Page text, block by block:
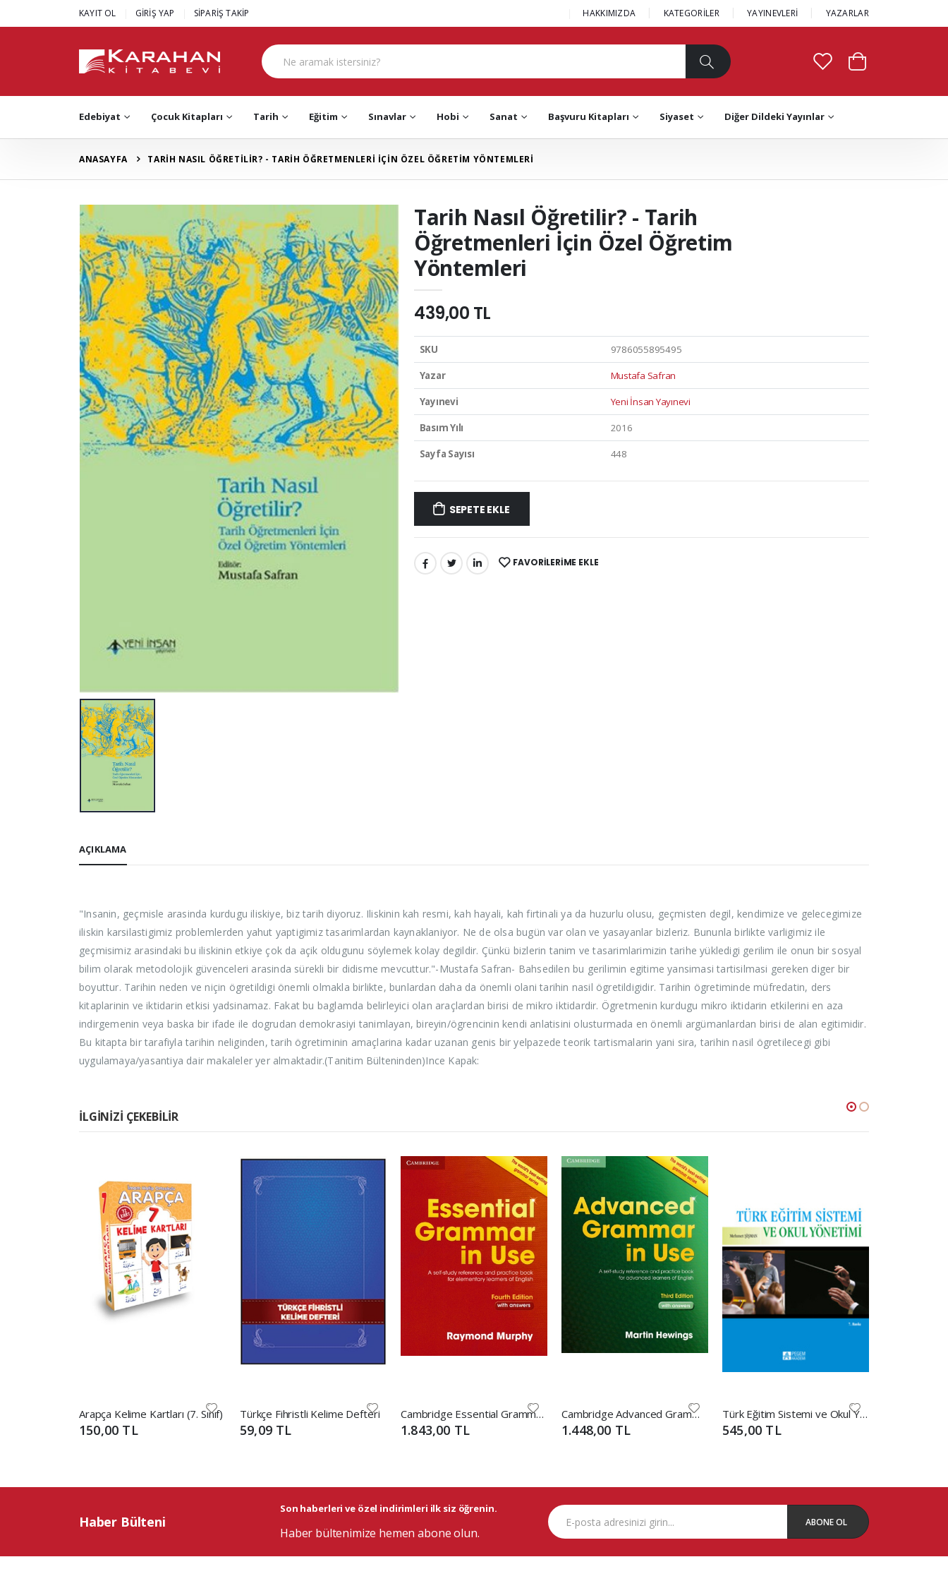
KAYIT OL GİRİŞ YAP SİPARİŞ TAKİP HAKKIMIZDA KATEGORİLER YAYINEVLERİ YAZARLAR
Edebiyat Çocuk Kitapları Tarih Eğitim Sınavlar Hobi Sanat Başvuru Kitapları Siyaset Diğer Dildeki Yayınlar
ANASAYFA TARİH NASIL ÖĞRETİLİR? - TARİH ÖĞRETMENLERİ İÇİN ÖZEL ÖĞRETİM YÖNTEMLERİ
Tarih Nasıl Öğretilir? - Tarih
Öğretmenleri İçin Özel Öğretim
Yöntemleri
439,00 TL
SKU 9786055895495
Yazar Mustafa Safran
Yayınevi Yeni İnsan Yayınevi
Basım Yılı 2016
Sayfa Sayısı 448
SEPETE EKLE
PAYLAŞ: FAVORILERIME EKLE
AÇIKLAMA
"Insanin, geçmisle arasinda kurdugu iliskiye, biz tarih diyoruz. Iliskinin kah resmi, kah hayali, kah firtinali ya da huzurlu olusu, geçmisten degil, kendimize ve gelecegimize
iliskin karsilastigimiz problemlerden yahut yaptigimiz tasarimlardan kaynaklaniyor. Ne de olsa bugün var olan ve yasayanlar bizleriz. Bununla birlikte varligimiz ile
geçmisimiz arasindaki bu iliskinin etkiye çok da açik oldugunu söylemek kolay degildir. Çünkü bizlerin tanim ve tasarimlarimizin tarihe yükledigi gerilim ile onun bir sosyal
bilim olarak metodolojik güvenceleri arasinda sürekli bir didisme mevcuttur."-Mustafa Safran- Bahsedilen bu gerilimin egitime yansimasi tartisilmasi gereken diger bir
boyuttur. Tarihin neden ve niçin ögretildigi önemli olmakla birlikte, bunlardan daha da önemli olani tarihin nasil ögretildigidir. Tarihin ögretiminde müfredatin, ders
kitaplarinin ve iktidarin etkisi yadsinamaz. Fakat bu baglamda belirleyici olan araçlardan birisi de mikro iktidardir. Ögretmenin kurdugu mikro iktidarin etkilerini en aza
indirgemenin veya baska bir ifade ile dogrudan demokrasiyi tanimlayan, bireyin/ögrencinin kendi anlatisini olusturmada en önemli argümanlardan birisi de alan egitimidir.
Bu kitapta bir tarafiyla tarihin neliginden, tarih ögretiminin amaçlarina kadar uzanan genis bir yelpazede teorik tartismalarin yani sira, tarihin nasil ögretilecegi gibi
uygulamaya/yasantiya dair makaleler yer almaktadir.(Tanitim Bülteninden)Ince Kapak:
İLGINIZI ÇEKEBILIR
Arapça Kelime Kartları (7. Sınıf)
150,00 TL
Türkçe Fihristli Kelime Defteri
59,09 TL
Cambridge Essential Grammar İn Use With Answers (Kırmızı)
1.843,00 TL
Cambridge Advanced Grammar İn Use With Answers (Yeşil)
1.448,00 TL
Türk Eğitim Sistemi ve Okul Yönetimi / Doç. Dr. Mehmet Şişman
545,00 TL
Haber Bülteni
Son haberleri ve özel indirimleri ilk siz öğrenin.
Haber bültenimize hemen abone olun.
ABONE OL